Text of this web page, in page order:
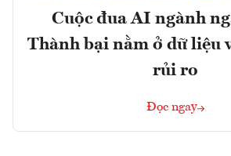
Cuộc đua AI ngành
Thành bại nằm ở dữ liệu
rủi ro
Đọc ngay